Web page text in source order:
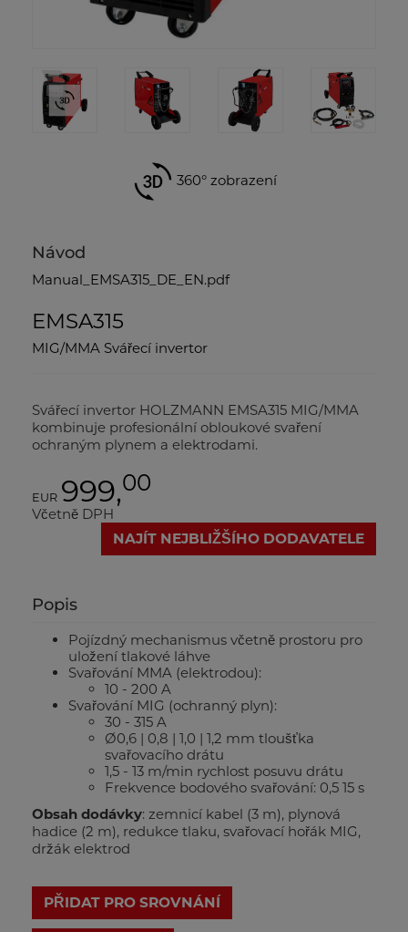
360° zobrazení
Návod
Manual_EMSA315_DE_EN.pdf
EMSA315
MIG/MMA Svářecí invertor
Svářecí invertor HOLZMANN EMSA315 MIG/MMA
kombinuje profesionální obloukové svaření
ochraným plynem a elektrodami.
EUR 999,00
Včetně DPH
NAJÍT NEJBLIŽŠÍHO DODAVATELE
Popis
Pojízdný mechanismus včetně prostoru pro
uložení tlakové láhve
Svařování MMA (elektrodou):
10 - 200 A
Svařování MIG (ochranný plyn):
30 - 315 A
Ø0,6 | 0,8 | 1,0 | 1,2 mm tloušťka
svařovacího drátu
1,5 - 13 m/min rychlost posuvu drátu
Frekvence bodového svařování: 0,5 15 s
Obsah dodávky: zemnicí kabel (3 m), plynová
hadice (2 m), redukce tlaku, svařovací hořák MIG,
držák elektrod
PŘIDAT PRO SROVNÁNÍ